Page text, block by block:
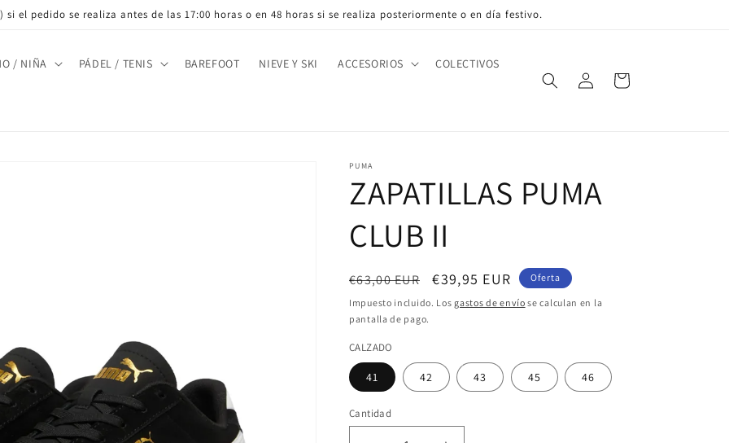
si el pedido se realiza antes de las 17:00 horas o en 48 horas si se realiza posteriormente o en día festivo.
/ NIÑA PÁDEL / TENIS BAREFOOT NIEVE Y SKI ACCESORIOS COLECTIVOS
Iniciar
sesión
Carrito
PUMA
ZAPATILLAS PUMA
CLUB II
Precio
habitual
€63,00 EUR
Precio
de
€39,95 EUR Oferta
Impuesto incluido. Los gastos de envío se calculan en la
pantalla de pago.
CALZADO
41 42 43 45 46
Cantidad